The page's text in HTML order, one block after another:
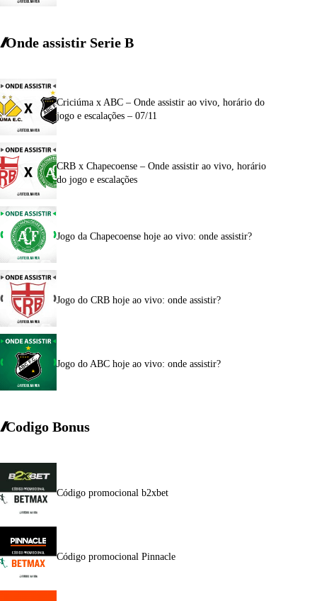
Onde assistir Serie B
Criciúma x ABC – Onde assistir ao vivo, horário do
jogo e escalações – 07/11
CRB x Chapecoense – Onde assistir ao vivo, horário
do jogo e escalações
Jogo da Chapecoense hoje ao vivo: onde assistir?
Jogo do CRB hoje ao vivo: onde assistir?
Jogo do ABC hoje ao vivo: onde assistir?
Codigo Bonus
Código promocional b2xbet
Código promocional Pinnacle